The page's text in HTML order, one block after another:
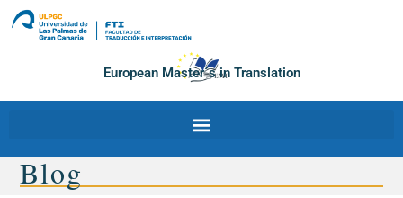
European Master´s in Translation
Blog